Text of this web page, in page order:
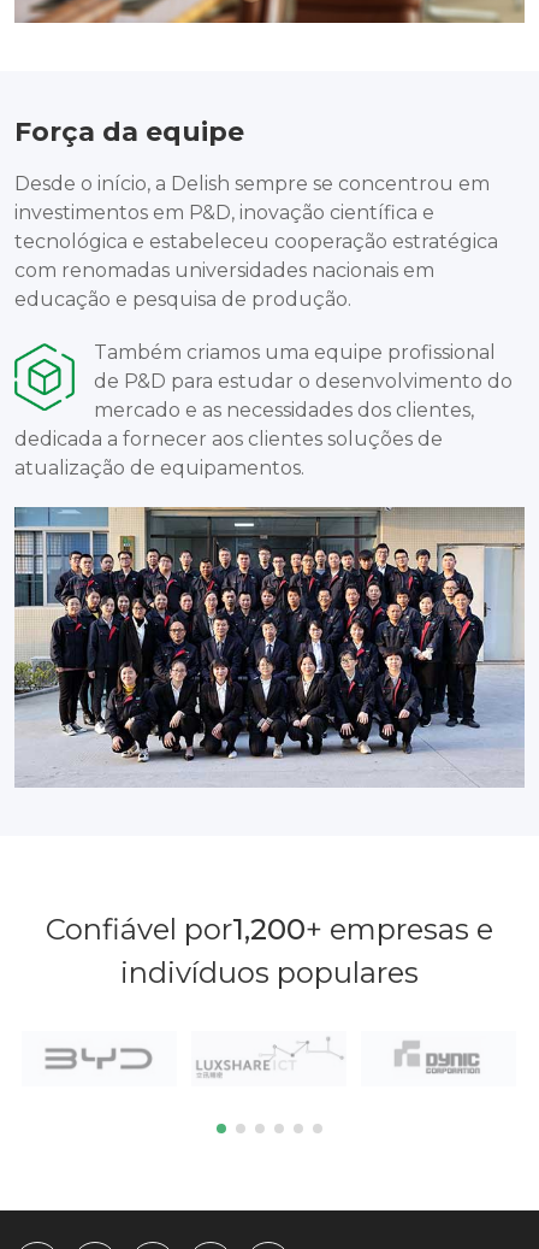
Força da equipe
Desde o início, a Delish sempre se concentrou em
investimentos em P&D, inovação científica e
tecnológica e estabeleceu cooperação estratégica
com renomadas universidades nacionais em
educação e pesquisa de produção.
Também criamos uma equipe profissional
de P&D para estudar o desenvolvimento do
mercado e as necessidades dos clientes,
dedicada a fornecer aos clientes soluções de
atualização de equipamentos.
Confiável por1,200+ empresas e
indivíduos populares